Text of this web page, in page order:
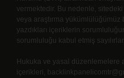
vermektedir. Bu nedenle,
veya araştırma yükümlülüğümüz
yazdıkları içeriklerin
sorumluluğu kabul etmiş sayılırlar.
Hukuka ve yasal düzenlemelere
içerikleri,